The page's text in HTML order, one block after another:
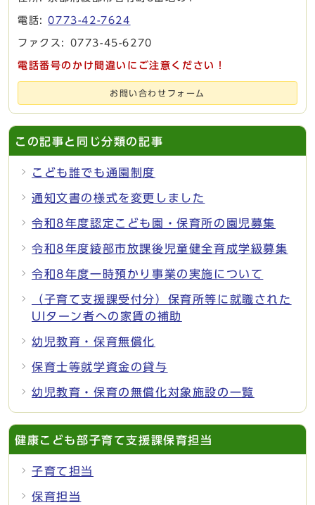
電話:0773-42-7624
ファクス: 0773-45-6270
電話番号のかけ間違いにご注意ください！
お問い合わせフォーム
この記事と同じ分類の記事
こども誰でも通園制度
通知文書の様式を変更しました
令和8年度認定こども園・保育所の園児募集
令和8年度綾部市放課後児童健全育成学級募集
令和8年度一時預かり事業の実施について
（子育て支援課受付分）保育所等に就職された
UIターン者への家賃の補助
幼児教育・保育無償化
保育士等就学資金の貸与
幼児教育・保育の無償化対象施設の一覧
健康こども部子育て支援課保育担当
子育て担当
保育担当